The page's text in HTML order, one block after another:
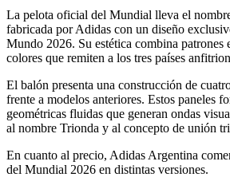
La pelota oficial del Mundial lleva el
fabricada por Adidas con un diseño
Mundo 2026. Su estética combina patrones
colores que remiten a los tres países
El balón presenta una construcción de
frente a modelos anteriores. Estos paneles
geométricas fluidas que generan ondas
al nombre Trionda y al concepto de unión
En cuanto al precio, Adidas Argentina
del Mundial 2026 en distintas versiones.